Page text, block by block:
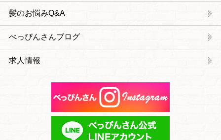
髪のお悩みQ&A
べっぴんさんブログ
求人情報